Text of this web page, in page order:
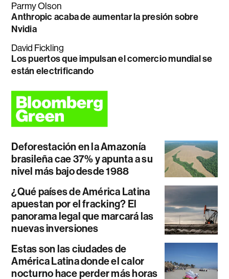
Parmy Olson
Anthropic acaba de aumentar la presión sobre
Nvidia
David Fickling
Los puertos que impulsan el comercio mundial se
están electrificando
Deforestación en la Amazonía
brasileña cae 37% y apunta a su
nivel más bajo desde 1988
¿Qué países de América Latina
apuestan por el fracking? El
panorama legal que marcará las
nuevas inversiones
Estas son las ciudades de
América Latina donde el calor
nocturno hace perder más horas